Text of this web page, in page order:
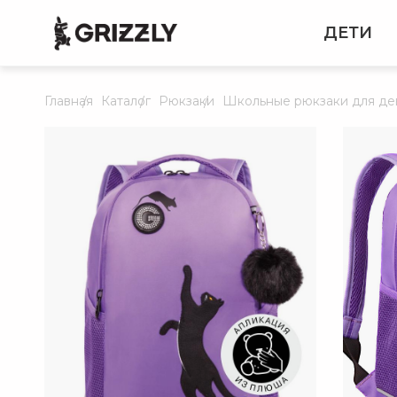
ДЕТИ
Главная Каталог Рюкзаки Школьные рюкзаки для